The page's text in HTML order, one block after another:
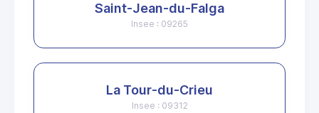
Saint-Jean-du-Falga
Insee : 09265
La Tour-du-Crieu
Insee : 09312